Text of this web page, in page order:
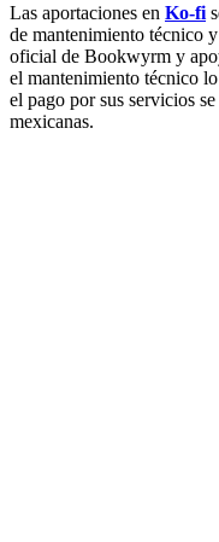
Las aportaciones en Ko-fi
de mantenimiento técnico
oficial de Bookwyrm y
el mantenimiento técnico
el pago por sus servicios
mexicanas.